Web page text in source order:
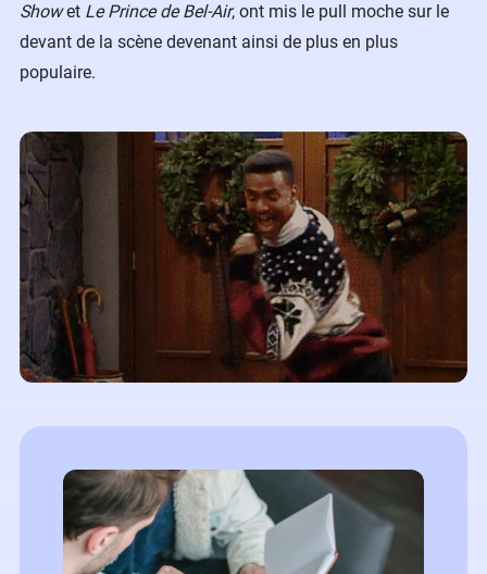
Showet Le Prince de Bel-Air, ont mis le pull moche sur le
devant de la scène devenant ainsi de plus en plus
populaire.